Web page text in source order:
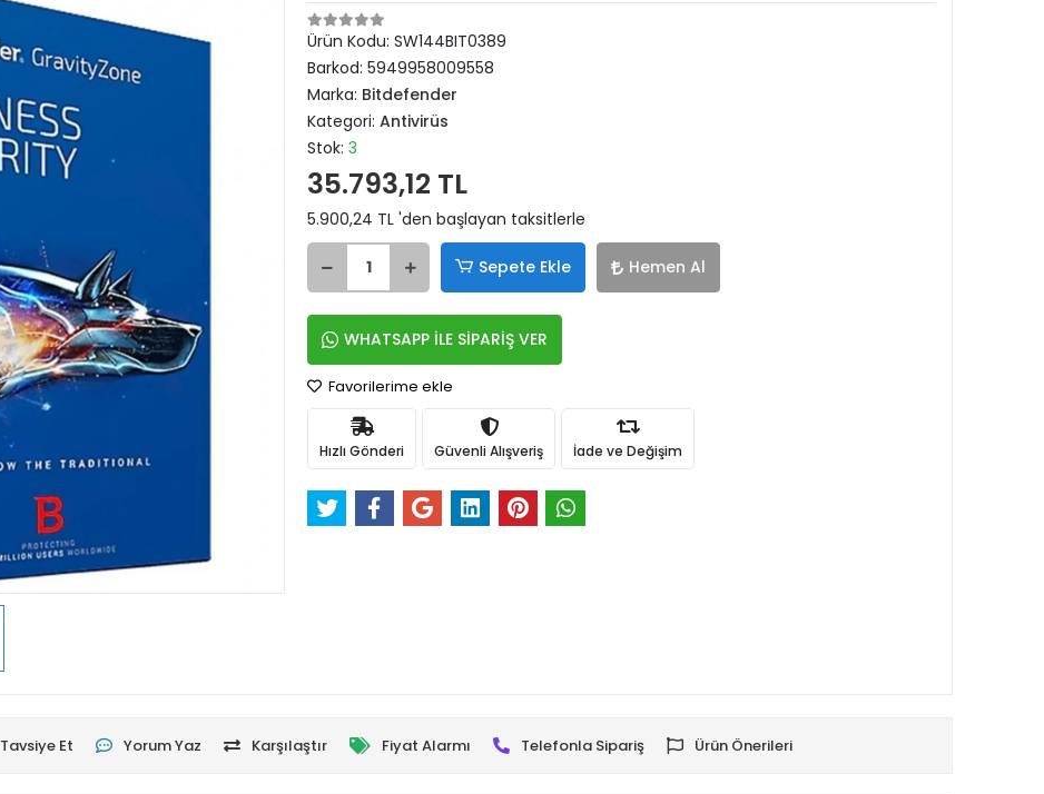
Ürün Kodu: SW144BIT0389
Barkod: 5949958009558
Marka: Bitdefender
Kategori: Antivirüs
Stok: 3
35.793,12 TL
5.900,24 TL 'den başlayan taksitlerle
Sepete Ekle Hemen Al
WHATSAPP İLE SİPARİŞ VER
Favorilerime ekle
Hızlı Gönderi Güvenli Alışveriş İade ve Değişim
Tavsiye Et Yorum Yaz Karşılaştır Fiyat Alarmı Telefonla Sipariş Ürün Önerileri